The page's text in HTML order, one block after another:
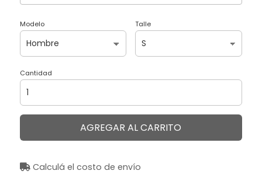
Modelo Talle
Cantidad
AGREGAR AL CARRITO
Calculá el costo de envío